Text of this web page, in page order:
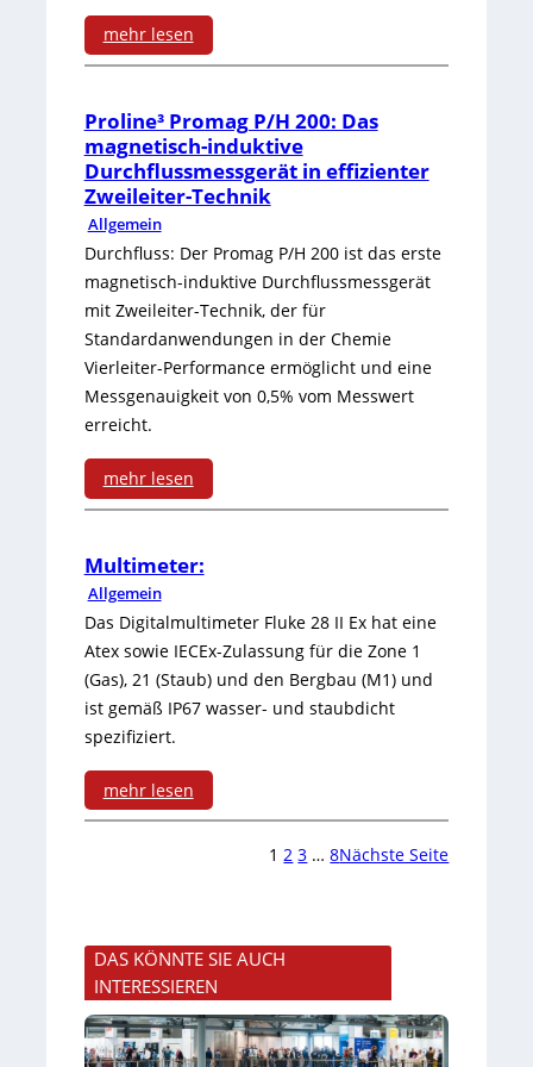
t
i
n
s
o
f
f
e
n
s
v
e
n
d
E
n
e
r
g
i
e
ü
e
r
w
a
c
u
7
-
A
n
b
i
n
d
u
n
m
i
t
h
o
e
n
t
e
mehr lesen
:
E
r
f
o
l
g
r
e
i
c
t
r
o
t
z
S
o
e
n
Proline³ Promag P/H 200: Das
magnetisch-induktive
Durchflussmessgerät in effizienter
Zweileiter-Technik
Allgemein
Durchfluss: Der Promag P/H 200 ist das erste
magnetisch-induktive Durchflussmessgerät
mit Zweileiter-Technik, der für
Standardanwendungen in der Chemie
Vierleiter-Performance ermöglicht und eine
Messgenauigkeit von 0,5% vom Messwert
erreicht.
mehr lesen
:
P
r
o
l
i
n
e
o
m
Multimeter:
Allgemein
Das Digitalmultimeter Fluke 28 II Ex hat eine
Atex sowie IECEx-Zulassung für die Zone 1
(Gas), 21 (Staub) und den Bergbau (M1) und
ist gemäß IP67 wasser- und staubdicht
spezifiziert.
mehr lesen
:
l
t
i
1 2 3 … 8Nächste Seite
DAS KÖNNTE SIE AUCH
INTERESSIEREN